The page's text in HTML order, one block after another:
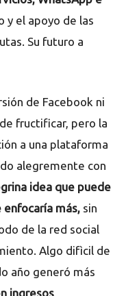
y el apoyo de las
Su futuro a
de Facebook ni
fructificar, pero la
a una plataforma
alegremente con
idea que puede
más, sin
de la red social
Algo difìcil de
año generó más
ingresos